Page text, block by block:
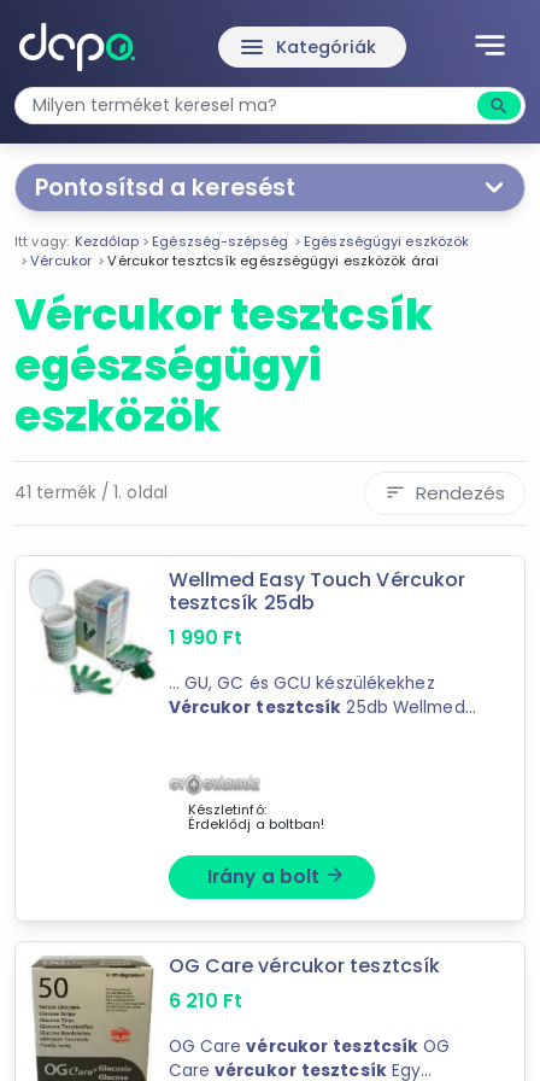
notes
menu Kategóriák
search
Pontosítsd a keresést
Segítünk a keresésben!
Válaszd ki a jellemzőketTe magad!
Termékjellemzők
Vércukor tesztcsík
Vérvételi lándzsa
-
tovább válogatok »
Itt vagy: Kezdőlap Egészség-szépség
Egészségügyi eszközök
Vércukor
Vércukor tesztcsík egészségügyi eszközök árai
Vércukor tesztcsík
egészségügyi
eszközök
41 termék / 1. oldal sort Rendezés
Wellmed Easy Touch Vércukor
tesztcsík 25db
1 990 Ft
... GU, GC és GCU készülékekhez
Vércukor tesztcsík 25db Wellmed
Kiszerelés: 25dbKódkulcs mellékelve
mindegyik dobozhoz ...
Készletinfó:
Érdeklődj a boltban!
Irány a bolt arrow_forward
OG Care vércukor tesztcsík
6 210 Ft
OG Carevércukor tesztcsík OG
Carevércukor tesztcsíkEgy